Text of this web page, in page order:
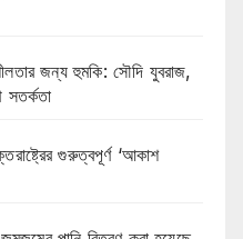
জন্য হুমকি: সৌদি যুবরাজ,
সতর্কতা
গুরুত্বপূর্ণ ‘আকাশ